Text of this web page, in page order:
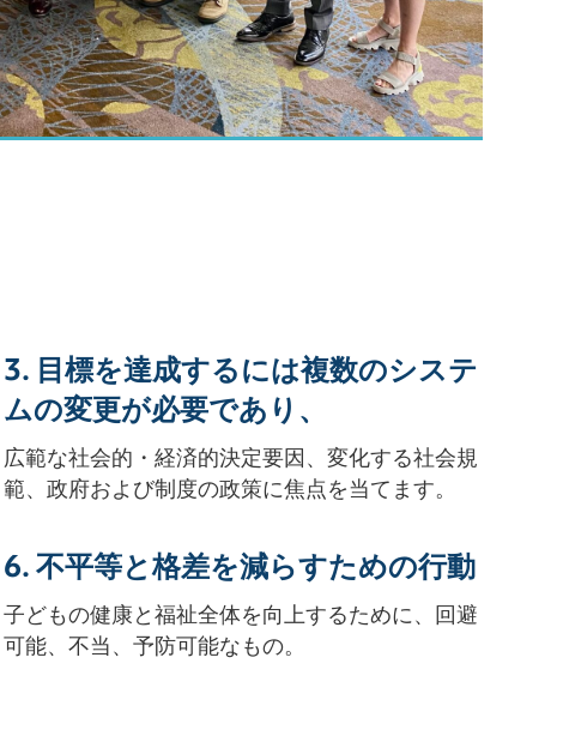
3. 目標を達成するには複数のシステ
ムの変更が必要であり、
広範な社会的・経済的決定要因、変化する社会規
範、政府および制度の政策に焦点を当てます。
6. 不平等と格差を減らすための行動
子どもの健康と福祉全体を向上するために、回避
可能、不当、予防可能なもの。